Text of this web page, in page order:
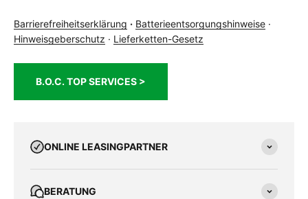
Barrierefreiheitserklärung · Batterieentsorgungshinweise ·
Hinweisgeberschutz · Lieferketten-Gesetz
B.O.C. TOP SERVICES >
ONLINE LEASINGPARTNER
BERATUNG